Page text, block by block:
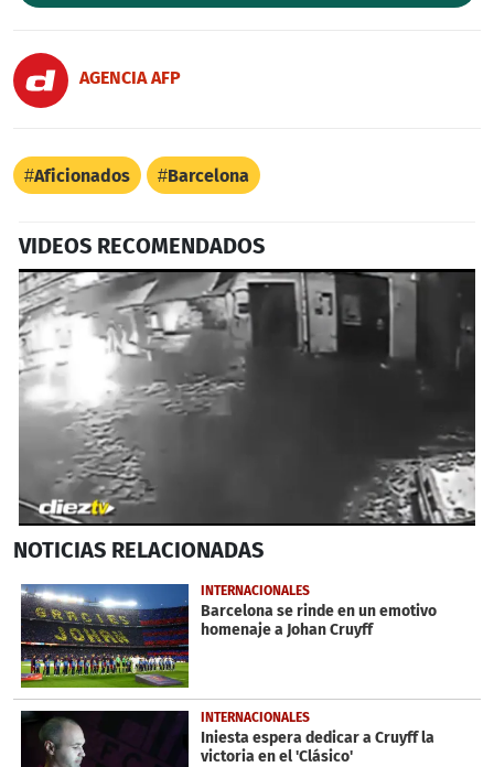
AGENCIA AFP
Aficionados Barcelona
VIDEOS RECOMENDADOS
seconds
1
minute,
2
seconds
NOTICIAS RELACIONADAS
INTERNACIONALES
Barcelona se rinde en un emotivo
homenaje a Johan Cruyff
INTERNACIONALES
Iniesta espera dedicar a Cruyff la
victoria en el 'Clásico'